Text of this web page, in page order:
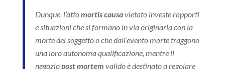
Dunque, l’attomortis causavietato investe rapporti
e situazioni che si formano in via originaria con la
morte del soggetto o che dall’evento morte traggono
una loro autonoma qualificazione, mentre il
negoziopost mortem valido è destinato a regolare